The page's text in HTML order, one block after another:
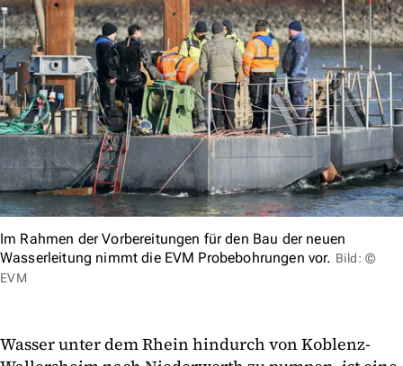
Im Rahmen der Vorbereitungen für den Bau der neuen
Wasserleitung nimmt die EVM Probebohrungen vor. Bild: ©
EVM
Wasser unter dem Rhein hindurch von Koblenz-